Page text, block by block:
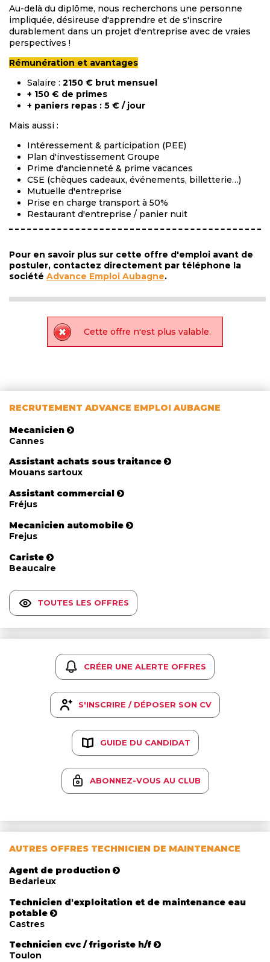
Au-delà du diplôme, nous recherchons une personne
impliquée, désireuse d'apprendre et de s'inscrire
durablement dans un projet d'entreprise avec de vraies
perspectives !
Rémunération et avantages
Salaire : 2150 € brut mensuel
+ 150 € de primes
+ paniers repas : 5 € / jour
Mais aussi :
Intéressement & participation (PEE)
Plan d'investissement Groupe
Prime d'ancienneté & prime vacances
CSE (chèques cadeaux, événements, billetterie…)
Mutuelle d'entreprise
Prise en charge transport à 50%
Restaurant d'entreprise / panier nuit
Pour en savoir plus sur cette offre d'emploi avant de
postuler, contactez directement par téléphone la
société Advance Emploi Aubagne.
Cette offre n'est plus valable.
RECRUTEMENT ADVANCE EMPLOI AUBAGNE
Mecanicien
Cannes
Assistant achats sous traitance
Mouans sartoux
Assistant commercial
Fréjus
Mecanicien automobile
Frejus
Cariste
Beaucaire
TOUTES LES OFFRES
CRÉER UNE ALERTE OFFRES
S'INSCRIRE / DÉPOSER SON CV
GUIDE DU CANDIDAT
ABONNEZ-VOUS AU CLUB
AUTRES OFFRES TECHNICIEN DE MAINTENANCE
Agent de production
Bedarieux
Technicien d'exploitation et de maintenance eau
potable
Castres
Technicien cvc / frigoriste h/f
Toulon